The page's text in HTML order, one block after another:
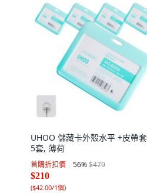
UHOO 儲藏卡外殼水平 +皮帶
5套, 薄荷
首購折扣價 56%$479
$210
($42.00/1個)